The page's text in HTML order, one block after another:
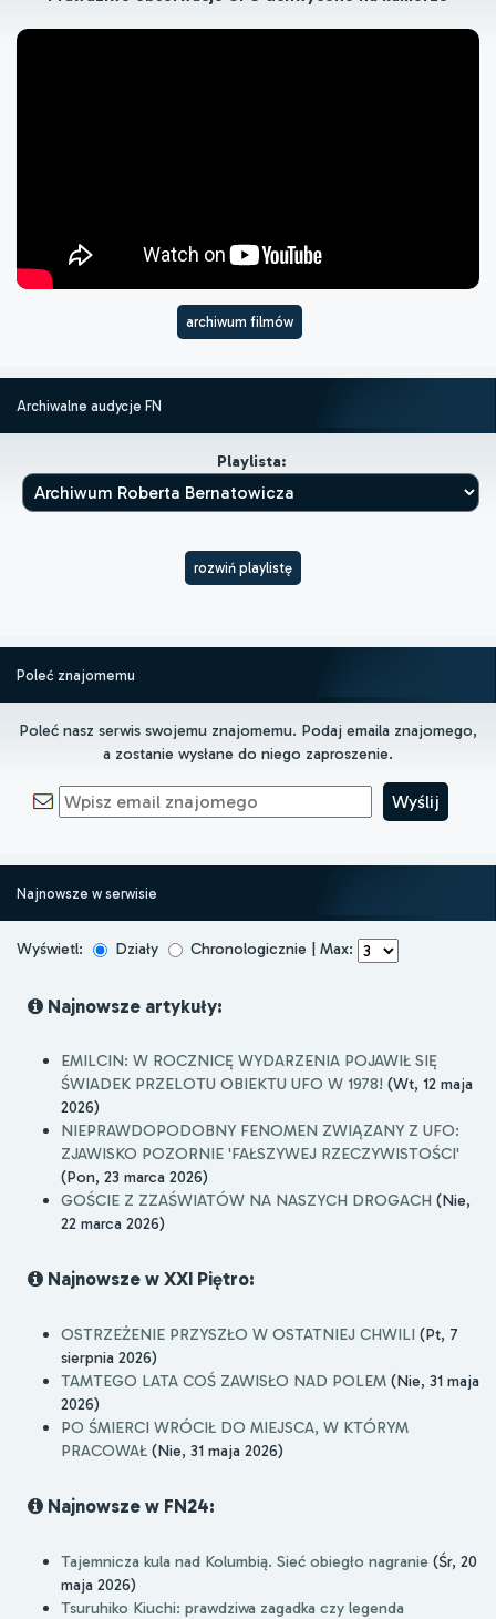
archiwum filmów
Archiwalne audycje FN
Playlista:
rozwiń playlistę
Poleć znajomemu
Poleć nasz serwis swojemu znajomemu. Podaj emaila znajomego,
a zostanie wysłane do niego zaproszenie.
Najnowsze w serwisie
Wyświetl: Działy Chronologicznie | Max:
Najnowsze artykuły:
EMILCIN: W ROCZNICĘ WYDARZENIA POJAWIŁ SIĘ
ŚWIADEK PRZELOTU OBIEKTU UFO W 1978! (Wt, 12 maja
2026)
NIEPRAWDOPODOBNY FENOMEN ZWIĄZANY Z UFO:
ZJAWISKO POZORNIE 'FAŁSZYWEJ RZECZYWISTOŚCI'
(Pon, 23 marca 2026)
GOŚCIE Z ZZAŚWIATÓW NA NASZYCH DROGACH (Nie,
22 marca 2026)
Najnowsze w XXI Piętro:
OSTRZEŻENIE PRZYSZŁO W OSTATNIEJ CHWILI (Pt, 7
sierpnia 2026)
TAMTEGO LATA COŚ ZAWISŁO NAD POLEM (Nie, 31 maja
2026)
PO ŚMIERCI WRÓCIŁ DO MIEJSCA, W KTÓRYM
PRACOWAŁ (Nie, 31 maja 2026)
Najnowsze w FN24:
Tajemnicza kula nad Kolumbią. Sieć obiegło nagranie (Śr, 20
maja 2026)
Tsuruhiko Kiuchi: prawdziwa zagadka czy legenda